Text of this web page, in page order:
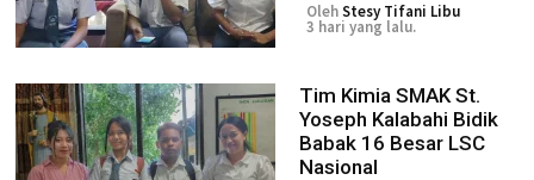
OlehStesy Tifani Libu
3 hari yang lalu.
Tim Kimia SMAK St.
Yoseph Kalabahi Bidik
Babak 16 Besar LSC
Nasional